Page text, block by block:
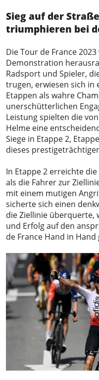
Sieg auf der
triumphieren bei
Die Tour de France
Demonstration
Radsport und Spieler,
trugen, erwiesen sich in
Etappen als wahre
unerschütterlichen
Leistung spielten die
Helme eine
Siege in Etappe 2,
dieses
In Etappe 2 erreichte
als die Fahrer zur
mit einem mutigen
sicherte sich einen
die Ziellinie überquerte,
und Erfolg auf den
de France Hand in Hand